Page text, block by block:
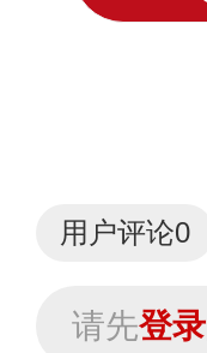
用户评论0
请先登录